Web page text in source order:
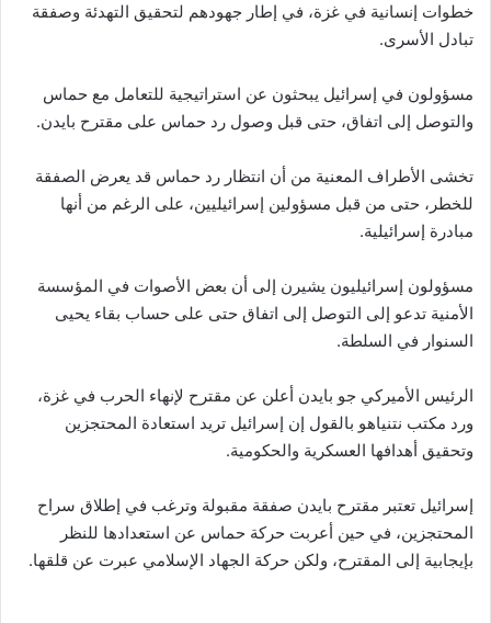
خطوات إنسانية في غزة، في إطار جهودهم لتحقيق التهدئة وصفقة
تبادل الأسرى.
مسؤولون في إسرائيل يبحثون عن استراتيجية للتعامل مع حماس
والتوصل إلى اتفاق، حتى قبل وصول رد حماس على مقترح بايدن.
تخشى الأطراف المعنية من أن انتظار رد حماس قد يعرض الصفقة
للخطر، حتى من قبل مسؤولين إسرائيليين، على الرغم من أنها
مبادرة إسرائيلية.
مسؤولون إسرائيليون يشيرن إلى أن بعض الأصوات في المؤسسة
الأمنية تدعو إلى التوصل إلى اتفاق حتى على حساب بقاء يحيى
السنوار في السلطة.
الرئيس الأميركي جو بايدن أعلن عن مقترح لإنهاء الحرب في غزة،
ورد مكتب نتنياهو بالقول إن إسرائيل تريد استعادة المحتجزين
وتحقيق أهدافها العسكرية والحكومية.
إسرائيل تعتبر مقترح بايدن صفقة مقبولة وترغب في إطلاق سراح
المحتجزين، في حين أعربت حركة حماس عن استعدادها للنظر
بإيجابية إلى المقترح، ولكن حركة الجهاد الإسلامي عبرت عن قلقها.